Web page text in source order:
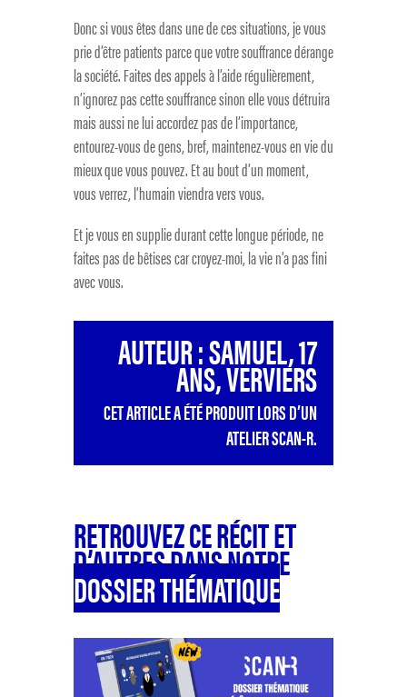
Donc si vous êtes dans une de ces situations, je vous
prie d’être patients parce que votre souffrance dérange
la société. Faites des appels à l’aide régulièrement,
n’ignorez pas cette souffrance sinon elle vous détruira
mais aussi ne lui accordez pas de l’importance,
entourez-vous de gens, bref, maintenez-vous en vie du
mieux que vous pouvez. Et au bout d’un moment,
vous verrez, l’humain viendra vers vous.
Et je vous en supplie durant cette longue période, ne
faites pas de bêtises car croyez-moi, la vie n’a pas fini
avec vous.
AUTEUR : SAMUEL, 17
ANS, VERVIERS
CET ARTICLE A ÉTÉ PRODUIT LORS D’UN
ATELIER SCAN-R.
RETROUVEZ CE RÉCIT ET
D’AUTRES DANS NOTRE
DOSSIER THÉMATIQUE